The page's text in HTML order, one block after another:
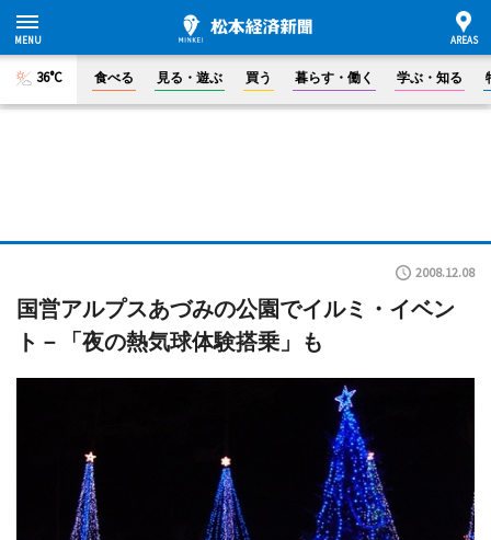
36°C 食べる 見る・遊ぶ 買う 暮らす・働く 学ぶ・知る
2008.12.08
国営アルプスあづみの公園でイルミ・イベン
ト－「夜の熱気球体験搭乗」も